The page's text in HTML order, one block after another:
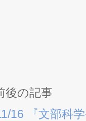
後の記事
16 『文部科